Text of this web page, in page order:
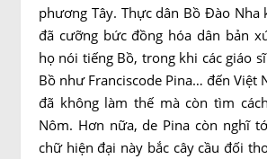
phương Tây. Thực dân Bồ Đào Nha
đã cưỡng bức đồng hóa dân bản
họ nói tiếng Bồ, trong khi các giáo
Bồ như Franciscode Pina… đến Việt
đã không làm thế mà còn tìm
Nôm. Hơn nữa, de Pina còn nghĩ
chữ hiện đại này bắc cây cầu đối